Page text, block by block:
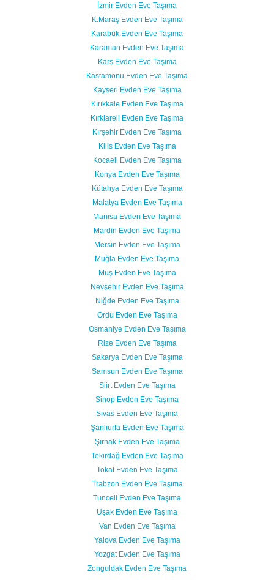
İzmir Evden Eve Taşıma
K.Maraş Evden Eve Taşıma
Karabük Evden Eve Taşıma
Karaman Evden Eve Taşıma
Kars Evden Eve Taşıma
Kastamonu Evden Eve Taşıma
Kayseri Evden Eve Taşıma
Kırıkkale Evden Eve Taşıma
Kırklareli Evden Eve Taşıma
Kırşehir Evden Eve Taşıma
Kilis Evden Eve Taşıma
Kocaeli Evden Eve Taşıma
Konya Evden Eve Taşıma
Kütahya Evden Eve Taşıma
Malatya Evden Eve Taşıma
Manisa Evden Eve Taşıma
Mardin Evden Eve Taşıma
Mersin Evden Eve Taşıma
Muğla Evden Eve Taşıma
Muş Evden Eve Taşıma
Nevşehir Evden Eve Taşıma
Niğde Evden Eve Taşıma
Ordu Evden Eve Taşıma
Osmaniye Evden Eve Taşıma
Rize Evden Eve Taşıma
Sakarya Evden Eve Taşıma
Samsun Evden Eve Taşıma
Siirt Evden Eve Taşıma
Sinop Evden Eve Taşıma
Sivas Evden Eve Taşıma
Şanlıurfa Evden Eve Taşıma
Şırnak Evden Eve Taşıma
Tekirdağ Evden Eve Taşıma
Tokat Evden Eve Taşıma
Trabzon Evden Eve Taşıma
Tunceli Evden Eve Taşıma
Uşak Evden Eve Taşıma
Van Evden Eve Taşıma
Yalova Evden Eve Taşıma
Yozgat Evden Eve Taşıma
Zonguldak Evden Eve Taşıma